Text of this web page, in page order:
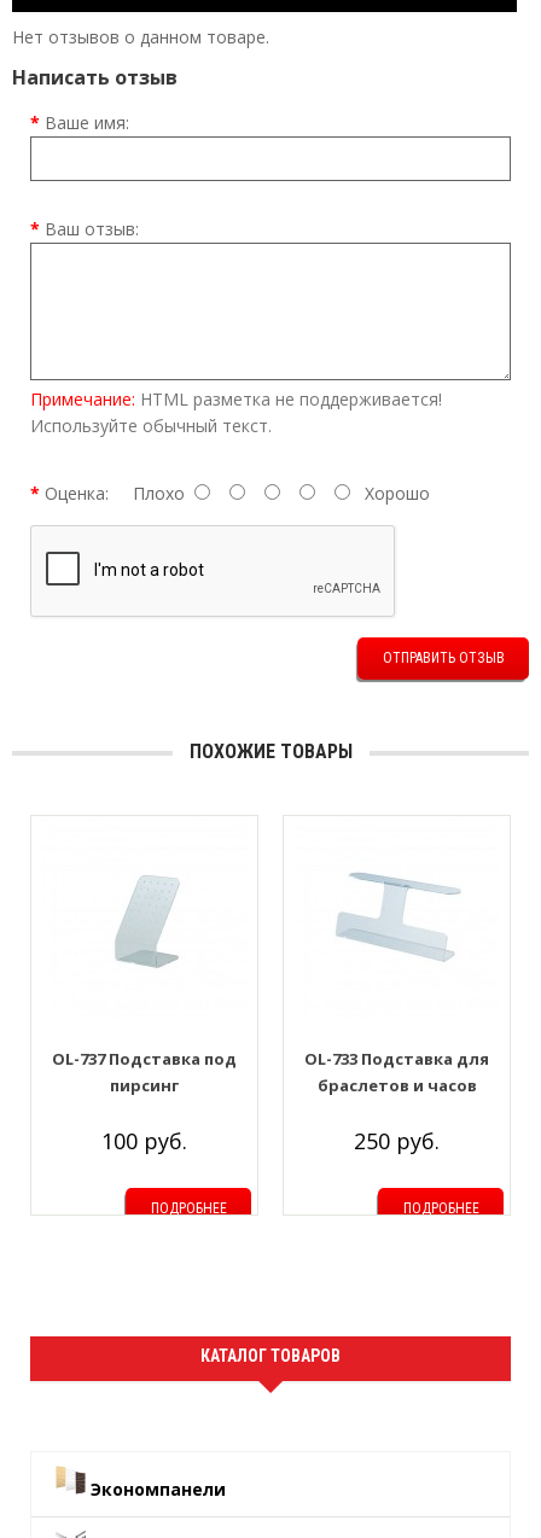
Нет отзывов о данном товаре.
Написать отзыв
Ваше имя:
Ваш отзыв:
Примечание: HTML разметка не поддерживается!
Используйте обычный текст.
Оценка: Плохо Хорошо
ОТПРАВИТЬ ОТЗЫВ
ПОХОЖИЕ ТОВАРЫ
OL-737 Подставка под
пирсинг
100 руб.
ПОДРОБНЕЕ
OL-733 Подставка для
браслетов и часов
250 руб.
ПОДРОБНЕЕ
КАТАЛОГ ТОВАРОВ
Экономпанели